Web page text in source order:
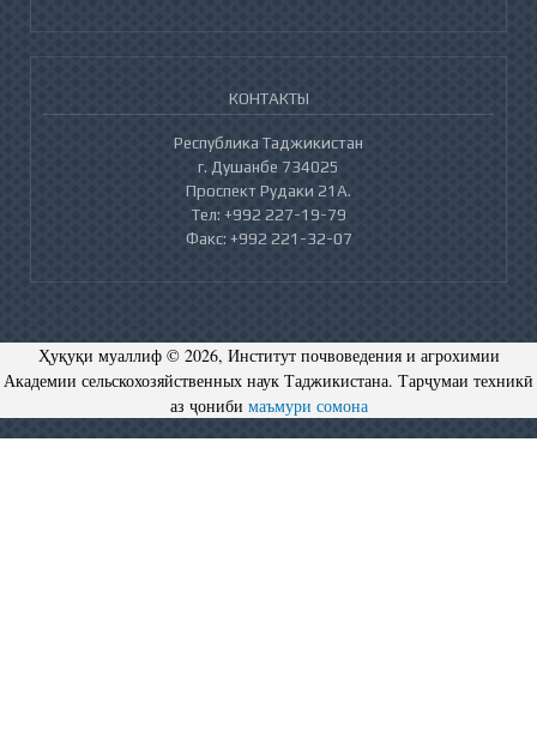
КОНТАКТЫ
Республика Таджикистан
г. Душанбе 734025
Проспект Рудаки 21А.
Тел: +992 227-19-79
Факс: +992 221-32-07
Ҳуқуқи муаллиф © 2026, Институт почвоведения и агрохимии
Академии сельскохозяйственных наук Таджикистана. Тарҷумаи техникӣ
аз ҷониби маъмури сомона